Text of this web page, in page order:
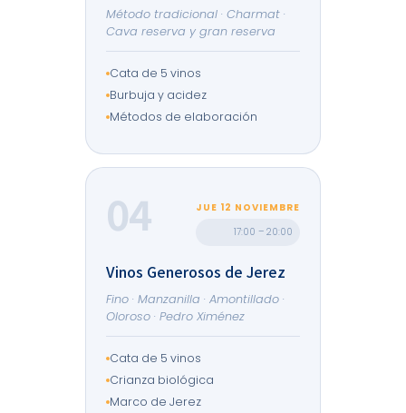
Método tradicional · Charmat ·
Cava reserva y gran reserva
Cata de 5 vinos
Burbuja y acidez
Métodos de elaboración
04
JUE 12 NOVIEMBRE
17:00 – 20:00
Vinos Generosos de Jerez
Fino · Manzanilla · Amontillado ·
Oloroso · Pedro Ximénez
Cata de 5 vinos
Crianza biológica
Marco de Jerez